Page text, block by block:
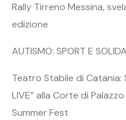
Rally Tirreno Messina,
edizione
AUTISMO: SPORT E
Teatro Stabile di
LIVE” alla Corte di
Summer Fest